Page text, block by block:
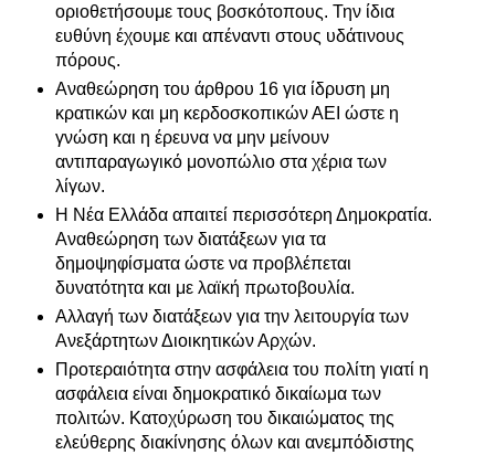
οριοθετήσουμε τους βοσκότοπους. Την ίδια
ευθύνη έχουμε και απέναντι στους υδάτινους
πόρους.
Αναθεώρηση του άρθρου 16 για ίδρυση μη
κρατικών και μη κερδοσκοπικών ΑΕΙ ώστε η
γνώση και η έρευνα να μην μείνουν
αντιπαραγωγικό μονοπώλιο στα χέρια των
λίγων.
Η Νέα Ελλάδα απαιτεί περισσότερη Δημοκρατία.
Αναθεώρηση των διατάξεων για τα
δημοψηφίσματα ώστε να προβλέπεται
δυνατότητα και με λαϊκή πρωτοβουλία.
Αλλαγή των διατάξεων για την λειτουργία των
Ανεξάρτητων Διοικητικών Αρχών.
Προτεραιότητα στην ασφάλεια του πολίτη γιατί η
ασφάλεια είναι δημοκρατικό δικαίωμα των
πολιτών. Κατοχύρωση του δικαιώματος της
ελεύθερης διακίνησης όλων και ανεμπόδιστης